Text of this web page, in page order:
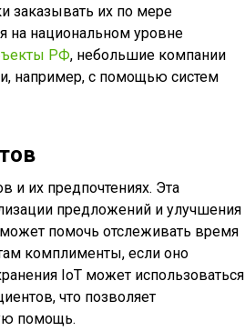
заказывать их по мере
на национальном уровне
РФ, небольшие компании
например, с помощью систем
и их предпочтениях. Эта
предложений и улучшения
помочь отслеживать время
комплименты, если оно
IoT может использоваться
что позволяет
помощь.